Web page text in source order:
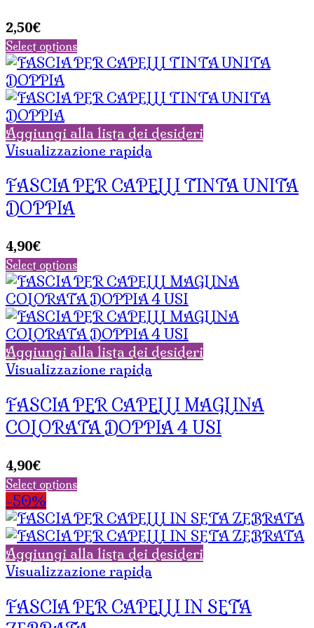
2,50€
Select options
Aggiungi alla lista dei desideri
Visualizzazione rapida
FASCIA PER CAPELLI TINTA UNITA
DOPPIA
4,90€
Select options
Aggiungi alla lista dei desideri
Visualizzazione rapida
FASCIA PER CAPELLI MAGLINA
COLORATA DOPPIA 4 USI
4,90€
Select options
-50%
Aggiungi alla lista dei desideri
Visualizzazione rapida
FASCIA PER CAPELLI IN SETA